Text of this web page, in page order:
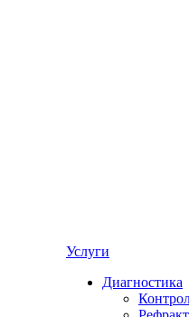
Услуги
Диагностика